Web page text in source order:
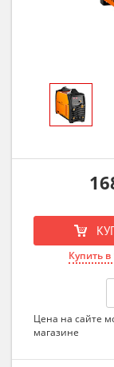
Купить в
Цена на сайте
магазине